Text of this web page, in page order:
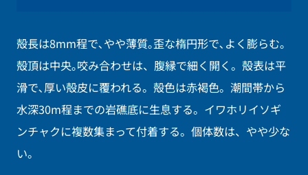
殻長は8mm程で､やや薄質｡歪な楕円形で､よく膨らむ｡
殻頂は中央｡咬み合わせは、腹縁で細く開く。殻表は平
滑で､厚い殻皮に覆われる。殻色は赤褐色。潮間帯から
水深30m程までの岩礁底に生息する。イワホリイソギ
ンチャクに複数集まって付着する。個体数は、やや少な
い。